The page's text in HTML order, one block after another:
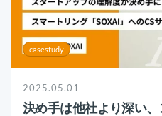
casestudy
2025.05.01
決め手は他社より深い